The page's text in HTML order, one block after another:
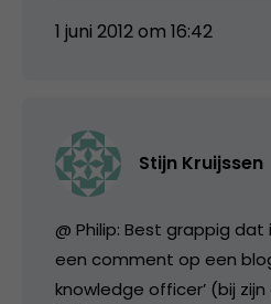
1 juni 2012 om 16:42
Stijn Kruijssen
@ Philip: Best grappig
een comment op een
knowledge officer’ (bij